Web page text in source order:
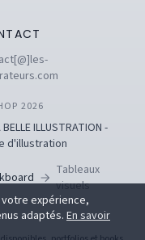
2026
Tableaux
visuels
expérience,
adaptés. En savoir